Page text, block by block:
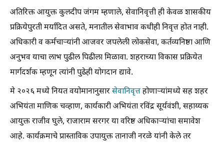
अतिरिक्त आयुक्त कुलदीप जंगम म्हणाले, सेवानिवृत्ती ही केवळ शासकीय
प्रक्रियेपुरती मर्यादित असते, मनातील सेवाभाव कधीही निवृत्त होत नाही.
अधिकारी व कर्मचाऱ्यांनी आजवर जपलेली लोकसेवा, कर्तव्यनिष्ठा आणि
अनुभव याचा लाभ पुढील पिढीला मिळावा. शहराच्या विकास प्रक्रियेत
मार्गदर्शक म्हणून त्यांनी पुढेही योगदान द्यावे.
मे २०२६ मध्ये नियत वयोमानानुसारसेवानिवृत्तहोणाऱ्यांमध्ये सह शहर
अभियंता माणिक चव्हाण, कार्यकारी अभियंता रविंद्र सूर्यवंशी, सहाय्यक
आयुक्त राजीव घुले, राजाराम सरगर या वरिष्ठ अधिकाऱ्यांचा समावेश
आहे. कार्यक्रमाचे प्रास्ताविक उपायुक्त तानाजी नरळे यांनी केले तर